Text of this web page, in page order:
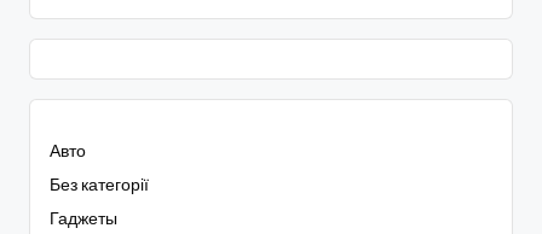
Авто
Без категорії
Гаджеты